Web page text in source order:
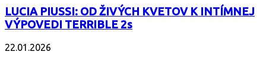
LUCIA PIUSSI: OD ŽIVÝCH KVETOV K INTÍMNEJ
VÝPOVEDI TERRIBLE 2s
22.01.2026